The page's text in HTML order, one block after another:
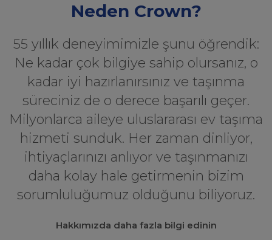
Neden Crown?
55 yıllık deneyimimizle şunu öğrendik:
Ne kadar çok bilgiye sahip olursanız, o
kadar iyi hazırlanırsınız ve taşınma
süreciniz de o derece başarılı geçer.
Milyonlarca aileye uluslararası ev taşıma
hizmeti sunduk. Her zaman dinliyor,
ihtiyaçlarınızı anlıyor ve taşınmanızı
daha kolay hale getirmenin bizim
sorumluluğumuz olduğunu biliyoruz.
Hakkımızda daha fazla bilgi edinin